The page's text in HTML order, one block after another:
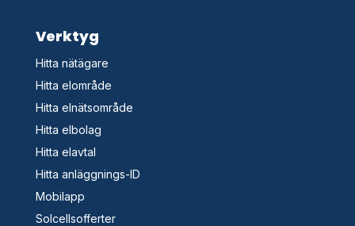
Verktyg
Hitta nätägare
Hitta elområde
Hitta elnätsområde
Hitta elbolag
Hitta elavtal
Hitta anläggnings-ID
Mobilapp
Solcellsofferter